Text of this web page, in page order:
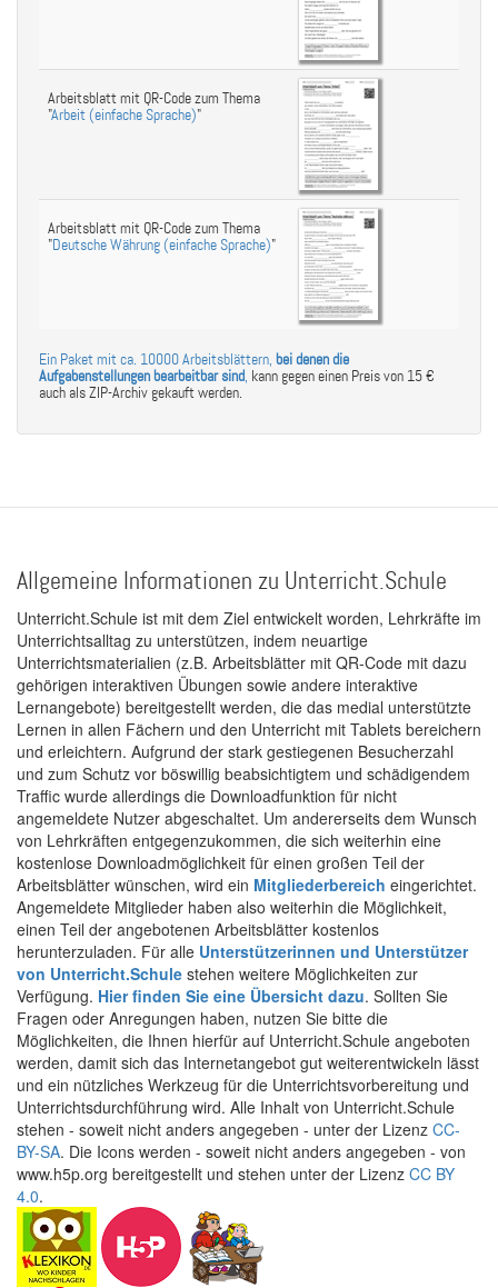
Arbeitsblatt mit QR-Code zum Thema
"Arbeit (einfache Sprache)"
Arbeitsblatt mit QR-Code zum Thema
"Deutsche Währung (einfache Sprache)"
Ein Paket mit ca. 10000 Arbeitsblättern, bei denen die
Aufgabenstellungen bearbeitbar sind, kann gegen einen Preis von 15 €
auch als ZIP-Archiv gekauft werden.
Allgemeine Informationen zu Unterricht.Schule
Unterricht.Schule ist mit dem Ziel entwickelt worden, Lehrkräfte im
Unterrichtsalltag zu unterstützen, indem neuartige
Unterrichtsmaterialien (z.B. Arbeitsblätter mit QR-Code mit dazu
gehörigen interaktiven Übungen sowie andere interaktive
Lernangebote) bereitgestellt werden, die das medial unterstützte
Lernen in allen Fächern und den Unterricht mit Tablets bereichern
und erleichtern. Aufgrund der stark gestiegenen Besucherzahl
und zum Schutz vor böswillig beabsichtigtem und schädigendem
Traffic wurde allerdings die Downloadfunktion für nicht
angemeldete Nutzer abgeschaltet. Um andererseits dem Wunsch
von Lehrkräften entgegenzukommen, die sich weiterhin eine
kostenlose Downloadmöglichkeit für einen großen Teil der
Arbeitsblätter wünschen, wird ein Mitgliederbereich eingerichtet.
Angemeldete Mitglieder haben also weiterhin die Möglichkeit,
einen Teil der angebotenen Arbeitsblätter kostenlos
herunterzuladen. Für alle Unterstützerinnen und Unterstützer
von Unterricht.Schule stehen weitere Möglichkeiten zur
Verfügung. Hier finden Sie eine Übersicht dazu. Sollten Sie
Fragen oder Anregungen haben, nutzen Sie bitte die
Möglichkeiten, die Ihnen hierfür auf Unterricht.Schule angeboten
werden, damit sich das Internetangebot gut weiterentwickeln lässt
und ein nützliches Werkzeug für die Unterrichtsvorbereitung und
Unterrichtsdurchführung wird. Alle Inhalt von Unterricht.Schule
stehen - soweit nicht anders angegeben - unter der Lizenz CC-
BY-SA. Die Icons werden - soweit nicht anders angegeben - von
www.h5p.org bereitgestellt und stehen unter der Lizenz CC BY
4.0.